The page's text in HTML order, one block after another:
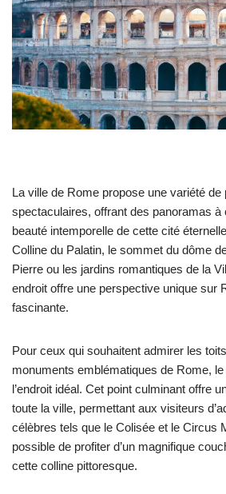
La ville de Rome propose une variété de
spectaculaires, offrant des panoramas à
beauté intemporelle de cette cité
Colline du Palatin, le sommet du dôme
Pierre ou les jardins romantiques de la
endroit offre une perspective unique sur
fascinante.
Pour ceux qui souhaitent admirer les
monuments emblématiques de Rome,
l’endroit idéal. Cet point culminant offre
toute la ville, permettant aux visiteurs
célèbres tels que le Colisée et le Circus
possible de profiter d’un magnifique
cette colline pittoresque.